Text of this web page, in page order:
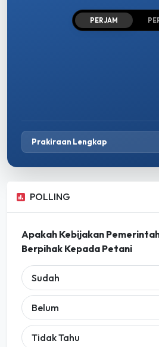
PER JAM
Prakiraan Lengkap
POLLING
Apakah Kebijakan
Berpihak Kepada Petani
Sudah
Belum
Tidak Tahu